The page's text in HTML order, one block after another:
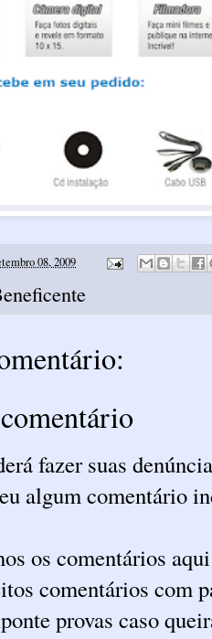
08, 2009
fazer suas
algum comentário
os comentários
comentários com
provas caso